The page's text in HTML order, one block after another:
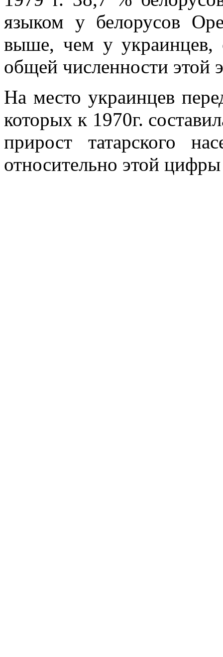
языком у белорусов
выше, чем у украинцев,
общей численности этой
На место украинцев
которых к 1970г.
прирост татарского
относительно этой